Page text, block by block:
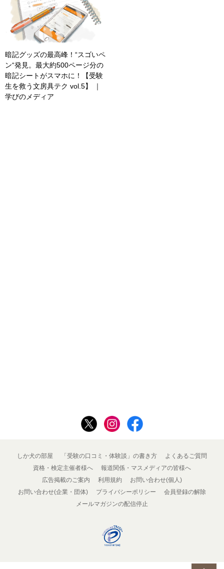
暗記グッズの最高峰！“スゴいペ
ン“発見。最大約500ページ分の
暗記シートがスマホに！【受験
生を救う文房具テク vol.5】 ｜
学びのメディア
しか犬の部屋 「受験の口コミ・体験談」の書き方
よくあるご質問
資格・検定主催者様へ
報道関係・マスメディアの皆様へ
広告掲載のご案内
利用規約
お問い合わせ(個人)
お問い合わせ(企業・団体)
プライバシーポリシー
会員登録の解除
メールマガジンの配信停止